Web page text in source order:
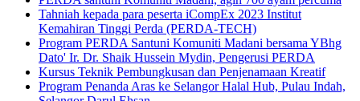
Tahniah kepada para peserta iCompEx 2023 Institut
Kemahiran Tinggi Perda (PERDA-TECH)
Program PERDA Santuni Komuniti Madani bersama YBhg
Dato' Ir. Dr. Shaik Hussein Mydin, Pengerusi PERDA
Kursus Teknik Pembungkusan dan Penjenamaan Kreatif
Program Penanda Aras ke Selangor Halal Hub, Pulau Indah,